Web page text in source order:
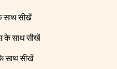
साथ सीखें
के साथ सीखें
साथ सीखें